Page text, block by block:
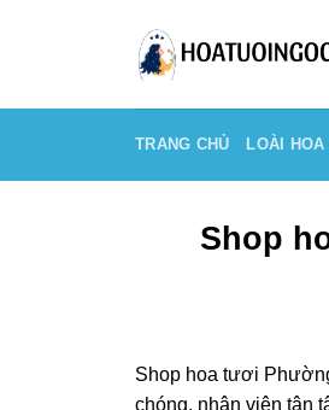
TRANG CHỦ LOÀI HOA
Shop
Shop hoa tươi
chóng, nhân viên tận